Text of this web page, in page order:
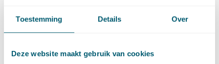
Toestemming Details Over
Deze website maakt gebruik van cookies
juni (7)
maart (17)